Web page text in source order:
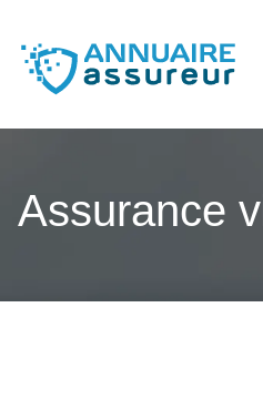
Assurance